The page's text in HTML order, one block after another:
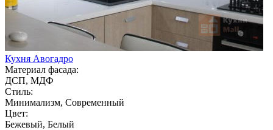
Кухня Авогадро
Материал фасада:
ДСП, МДФ
Стиль:
Минимализм, Современный
Цвет:
Бежевый, Белый